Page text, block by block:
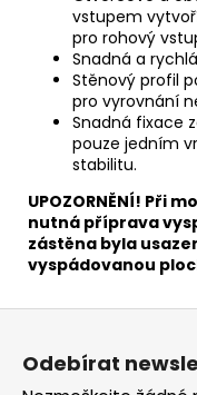
vstupem
pro rohový
Snadná a
Stěnový profil
pro vyrovnání
Snadná fixace
pouze jedním
stabilitu.
UPOZORNĚNÍ! Při
nutná příprava
zástěna byla
vyspádovanou
Odebírat